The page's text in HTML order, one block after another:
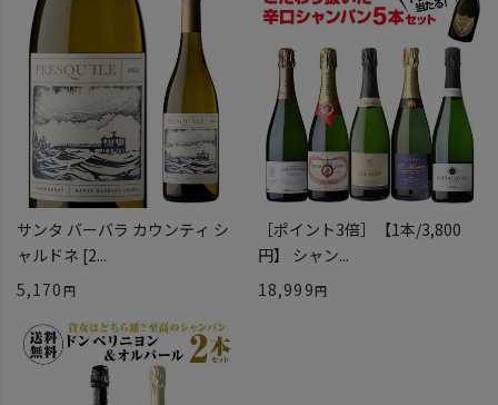
サンタ バーバラ カウンティ シ
ャルドネ [2...
5,170
［ポイント3倍］【1本/3,800
円】 シャン...
18,999